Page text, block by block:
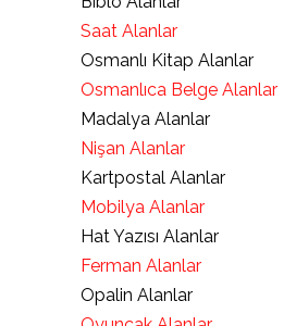
Saat Alanlar
Osmanlı Kitap Alanlar
Osmanlıca Belge Alanlar
Madalya Alanlar
Nişan Alanlar
Kartpostal Alanlar
Mobilya Alanlar
Hat Yazısı Alanlar
Ferman Alanlar
Opalin Alanlar